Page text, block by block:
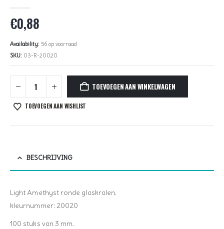
€0,88
Availability: 56 op voorraad
SKU: 03-R-20020
TOEVOEGEN AAN WINKELWAGEN
TOEVOEGEN AAN WISHLIST
BESCHRIJVING
Light Amethyst ronde glaskralen.
kleurnummer: 20020
100 stuks van 3 mm.